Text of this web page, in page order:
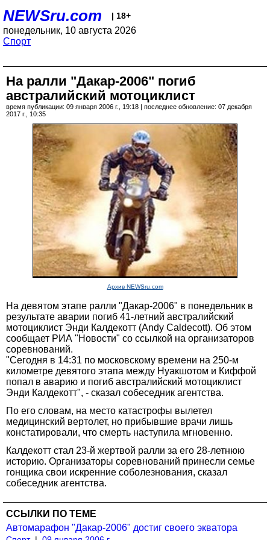
NEWSru.com | 18+
понедельник, 10 августа 2026
Спорт
На ралли "Дакар-2006" погиб
австралийский мотоциклист
время публикации: 09 января 2006 г., 19:18 | последнее обновление: 07 декабря
2017 г., 10:35
Архив NEWSru.com
На девятом этапе ралли "Дакар-2006" в понедельник в
результате аварии погиб 41-летний австралийский
мотоциклист Энди Калдекотт (Andy Caldecott). Об этом
сообщает РИА "Новости" со ссылкой на организаторов
соревнований.
"Сегодня в 14:31 по московскому времени на 250-м
километре девятого этапа между Нуакшотом и Киффой
попал в аварию и погиб австралийский мотоциклист
Энди Калдекотт", - сказал собеседник агентства.
По его словам, на место катастрофы вылетел
медицинский вертолет, но прибывшие врачи лишь
констатировали, что смерть наступила мгновенно.
Калдекотт стал 23-й жертвой ралли за его 28-летнюю
историю. Организаторы соревнований принесли семье
гонщика свои искренние соболезнования, сказал
собеседник агентства.
ССЫЛКИ ПО ТЕМЕ
Автомарафон "Дакар-2006" достиг своего экватора